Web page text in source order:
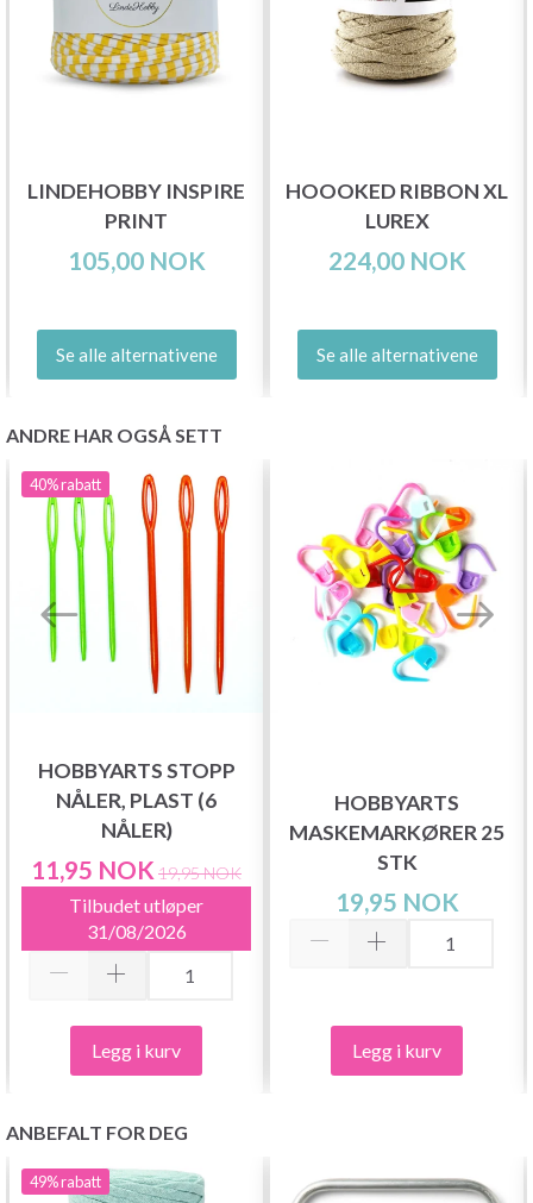
LINDEHOBBY INSPIRE
PRINT
105,00 NOK
Se alle alternativene
HOOOKED RIBBON XL
LUREX
224,00 NOK
Se alle alternativene
ANDRE HAR OGSÅ SETT
40%rabatt
HOBBYARTS STOPP
NÅLER, PLAST (6
NÅLER)
11,95 NOK 19,95 NOK
Tilbudet utløper
31/08/2026
Legg i kurv
HOBBYARTS
MASKEMARKØRER 25
STK
19,95 NOK
Legg i kurv
ANBEFALT FOR DEG
49%rabatt